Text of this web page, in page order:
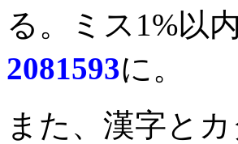
る。ミス1%以
2081593に。
また、漢字と